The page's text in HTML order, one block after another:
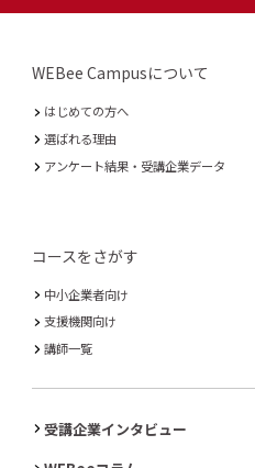
WEBee Campusについて
はじめての方へ
選ばれる理由
アンケート結果・受講企業データ
コースをさがす
中小企業者向け
支援機関向け
講師一覧
受講企業インタビュー